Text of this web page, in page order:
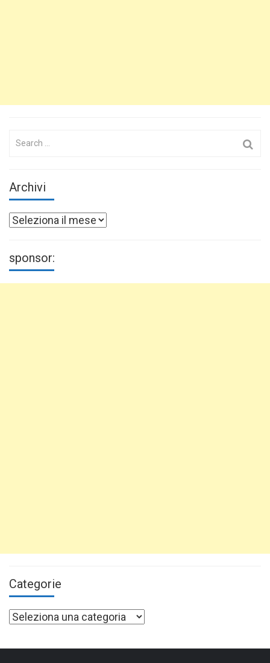
Search
Archivi
Archivi
sponsor:
Categorie
Categorie